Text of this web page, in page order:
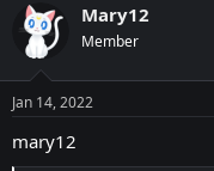
t
i
o
n
s
:
Mary12
Member
Jan 14, 2022
mary12